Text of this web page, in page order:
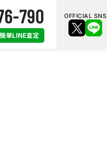
簡単LINE査定
OFFICIAL SNS